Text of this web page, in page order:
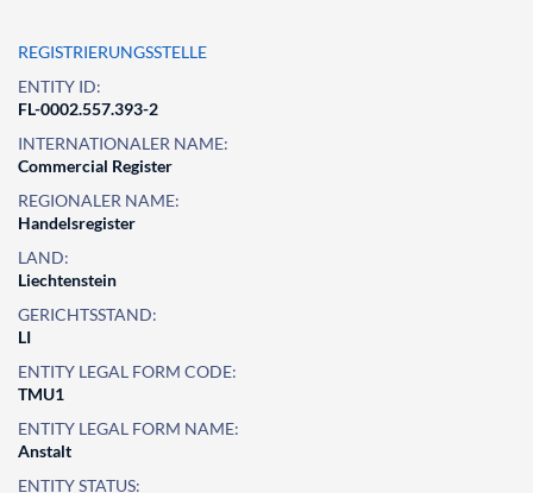
REGISTRIERUNGSSTELLE
ENTITY ID:
FL-0002.557.393-2
INTERNATIONALER NAME:
Commercial Register
REGIONALER NAME:
Handelsregister
LAND:
Liechtenstein
GERICHTSSTAND:
LI
ENTITY LEGAL FORM CODE:
TMU1
ENTITY LEGAL FORM NAME:
Anstalt
ENTITY STATUS: